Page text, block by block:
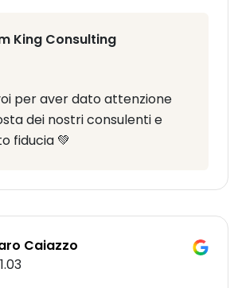
King Consulting
per aver dato attenzione
dei nostri consulenti e
fiducia 💚
Caiazzo